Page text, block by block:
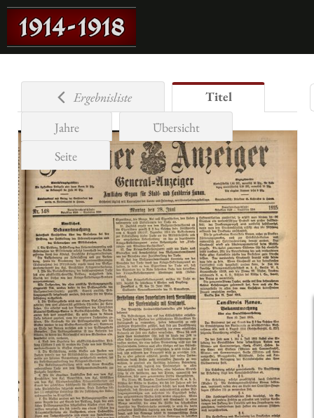
Ergebnisliste
Titel
Jahre
Übersicht
Seite